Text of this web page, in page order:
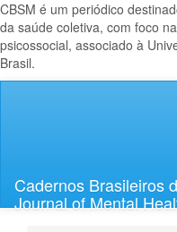
CBSM é um periódico
da saúde coletiva, com foco
psicossocial, associado à
Brasil.
Lateral
Cadernos Brasileiros
Journal of Mental